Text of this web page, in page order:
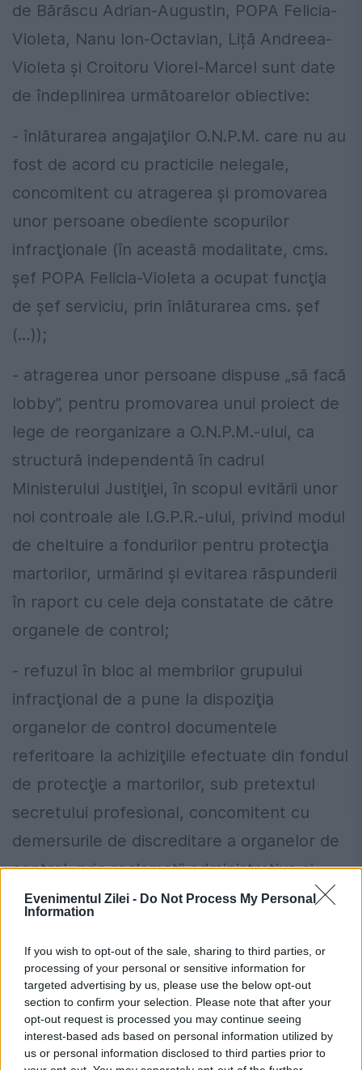
Evenimentul Zilei - Do Not Process My Personal
Information
If you wish to opt-out of the sale, sharing to third parties, or
processing of your personal or sensitive information for
targeted advertising by us, please use the below opt-out
section to confirm your selection. Please note that after your
opt-out request is processed you may continue seeing
interest-based ads based on personal information utilized by
us or personal information disclosed to third parties prior to
de Bărăscu Adrian-Augustin, POPA Felicia-
Violeta, Nanu Ion-Octavian, Liță Andreea-
Violeta şi Croitoru Viorel-Marcel sunt date
de îndeplinirea următoarelor obiective:
- înlăturarea angajaţilor O.N.P.M. care nu au
fost de acord cu practicile nelegale,
concomitent cu atragerea şi promovarea
unor persoane obediente scopurilor
infracţionale (în această modalitate, cms.
şef POPA Felicia-Violeta a ocupat funcţia
de şef serviciu, prin înlăturarea cms. şef
(…));
- atragerea unor persoane dispuse „să facă
lobby”, pentru promovarea unui proiect de
lege de reorganizare a O.N.P.M.-ului, ca
structură independentă în cadrul
Ministerului Justiţiei, în scopul evitării unor
noi controale ale I.G.P.R.-ului, privind modul
de cheltuire a fondurilor pentru protecţia
martorilor, urmărind şi evitarea răspunderii
în raport cu cele deja constatate de către
organele de control;
- refuzul în bloc al membrilor grupului
infracţional de a pune la dispoziţia
organelor de control documentele
referitoare la achiziţiile efectuate din fondul
de protecţie a martorilor, sub pretextul
secretului profesional, concomitent cu
demersurile de discreditare a organelor de
control, prin reclamaţii administrative şi
denunţuri penale calomnioase;
grupării infracţionale, de reducere drastică
a cheltuielilor efectuate în folosul exclusiv
al martorilor incluşi în Program, în
discrepanţă totală cu cheltuielile voluptuarii